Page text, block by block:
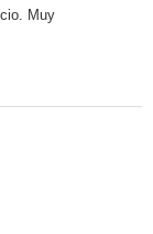
Muy